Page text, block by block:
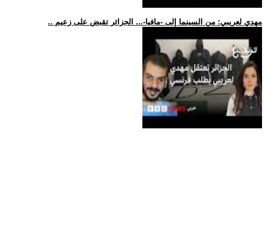
.. مهدي لعريبي: من السينما إلى -مافيا-... الجزائر تقبض على زعيم